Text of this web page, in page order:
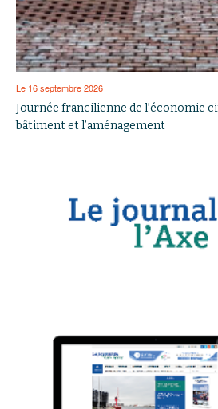
Le 16 septembre 2026
Journée francilienne de l’économie
bâtiment et l’aménagement